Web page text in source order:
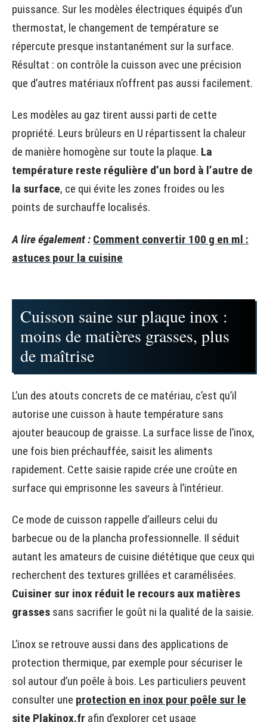
puissance. Sur les modèles électriques équipés d’un
thermostat, le changement de température se
répercute presque instantanément sur la surface.
Résultat : on contrôle la cuisson avec une précision
que d’autres matériaux n’offrent pas aussi facilement.
Les modèles au gaz tirent aussi parti de cette
propriété. Leurs brûleurs en U répartissent la chaleur
de manière homogène sur toute la plaque. La
température reste régulière d’un bord à l’autre de
la surface, ce qui évite les zones froides ou les
points de surchauffe localisés.
A lire également : Comment convertir 100 g en ml :
astuces pour la cuisine
Cuisson saine sur plaque inox :
moins de matières grasses, plus
de maîtrise
L’un des atouts concrets de ce matériau, c’est qu’il
autorise une cuisson à haute température sans
ajouter beaucoup de graisse. La surface lisse de l’inox,
une fois bien préchauffée, saisit les aliments
rapidement. Cette saisie rapide crée une croûte en
surface qui emprisonne les saveurs à l’intérieur.
Ce mode de cuisson rappelle d’ailleurs celui du
barbecue ou de la plancha professionnelle. Il séduit
autant les amateurs de cuisine diététique que ceux qui
recherchent des textures grillées et caramélisées.
Cuisiner sur inox réduit le recours aux matières
grasses sans sacrifier le goût ni la qualité de la saisie.
L’inox se retrouve aussi dans des applications de
protection thermique, par exemple pour sécuriser le
sol autour d’un poêle à bois. Les particuliers peuvent
consulter une protection en inox pour poêle sur le
site Plakinox.fr afin d’explorer cet usage